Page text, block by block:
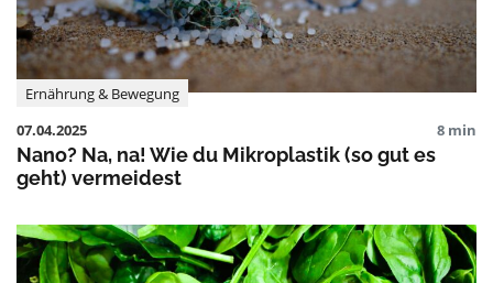
Ernährung & Bewegung
07.04.2025
8 min
Nano? Na, na! Wie du Mikroplastik (so gut es
geht) vermeidest